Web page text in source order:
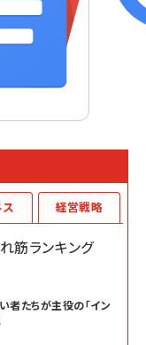
筋ランキング
者たちが主役の「イン
経営戦略